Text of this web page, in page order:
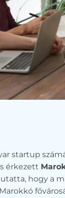
startup
érkezett
hogy a